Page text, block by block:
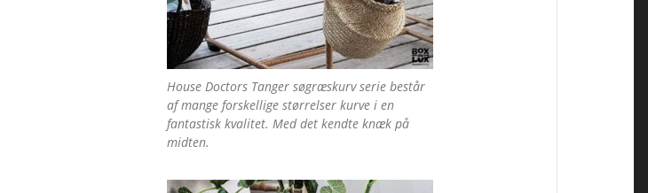
House Doctors Tanger søgræskurv serie består
af mange forskellige størrelser kurve i en
fantastisk kvalitet. Med det kendte knæk på
midten.